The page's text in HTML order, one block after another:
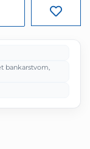
bankarstvom,